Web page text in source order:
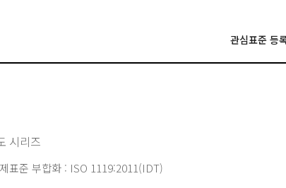
관심표준 등
시리즈
표준 부합화 : ISO 1119:2011(IDT)